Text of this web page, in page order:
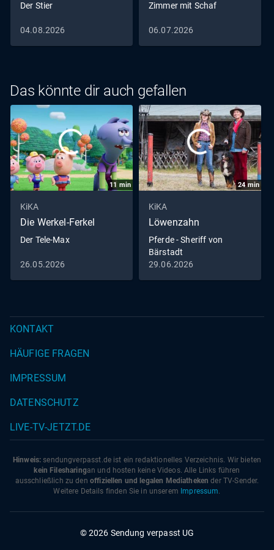
Der Stier
04.08.2026
Zimmer mit Schaf
06.07.2026
Das könnte dir auch gefallen
11 min
KiKA
Die Werkel-Ferkel
Der Tele-Max
26.05.2026
24 min
KiKA
Löwenzahn
Pferde - Sheriff von
Bärstadt
29.06.2026
KONTAKT
HÄUFIGE FRAGEN
IMPRESSUM
DATENSCHUTZ
LIVE-TV-JETZT.DE
Hinweis: sendungverpasst.de ist ein redaktionelles Verzeichnis. Wir bieten
kein Filesharingan und hosten keine Videos. Alle Links führen
ausschließlich zu den offiziellen und legalen Mediatheken der TV-Sender.
Weitere Details finden Sie in unserem Impressum.
© 2026 Sendung verpasst UG